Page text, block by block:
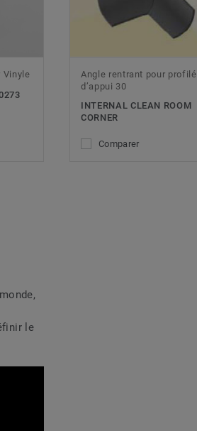
Vinyle
Angle rentrant pour profilé
d’appui 30
INTERNAL CLEAN ROOM
CORNER
Comparer
le